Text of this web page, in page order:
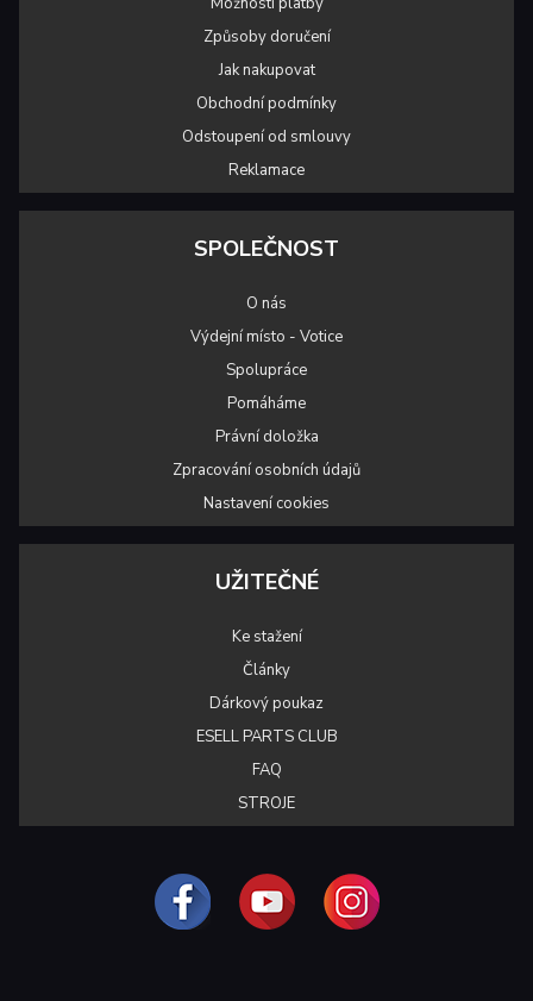
Způsoby doručení
Jak nakupovat
Obchodní podmínky
Odstoupení od smlouvy
Reklamace
SPOLEČNOST
O nás
Výdejní místo - Votice
Spolupráce
Pomáháme
Právní doložka
Zpracování osobních údajů
Nastavení cookies
UŽITEČNÉ
Ke stažení
Články
Dárkový poukaz
ESELL PARTS CLUB
FAQ
STROJE